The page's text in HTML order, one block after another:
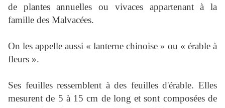
de plantes annuelles ou vivaces appartenant à la
famille des Malvacées.
On les appelle aussi « lanterne chinoise » ou « érable à
fleurs ».
Ses feuilles ressemblent à des feuilles d'érable. Elles
mesurent de 5 à 15 cm de long et sont composées de